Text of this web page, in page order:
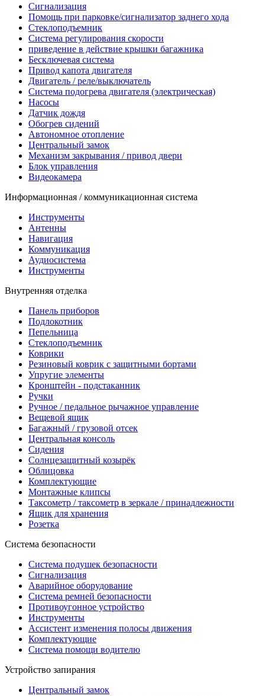
Сигнализация
Помощь при парковке/сигнализатор заднего хода
Стеклоподъемник
Система регулирования скорости
приведение в действие крышки багажника
Бесключевая система
Привод капота двигателя
Двигатель / реле/выключатель
Система подогрева двигателя (электрическая)
Насосы
Датчик дождя
Обогрев сидений
Автономное отопление
Центральный замок
Механизм закрывания / привод двери
Блок управления
Видеокамера
Информационная / коммуникационная система
Инструменты
Антенны
Навигация
Коммуникация
Аудиосистема
Инструменты
Внутренняя отделка
Панель приборов
Подлокотник
Пепельница
Стеклоподъемник
Коврики
Резиновый коврик с защитными бортами
Упругие элементы
Кронштейн - подстаканник
Ручки
Ручное / педальное рычажное управление
Вещевой ящик
Багажный / грузовой отсек
Центральная консоль
Сидения
Солнцезащитный козырёк
Облицовка
Комплектующие
Монтажные клипсы
Таксометр / таксометр в зеркале / принадлежности
Ящик для хранения
Розетка
Система безопасности
Система подушек безопасности
Сигнализация
Аварийное оборудование
Система ремней безопасности
Противоугонное устройство
Инструменты
Ассистент изменения полосы движения
Комплектующие
Система помощи водителю
Устройство запирания
Центральный замок